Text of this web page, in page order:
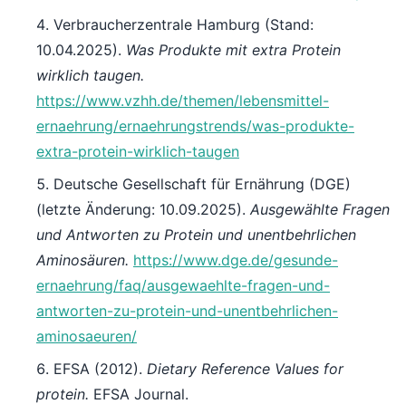
Verbraucherzentrale Hamburg (Stand:
10.04.2025). Was Produkte mit extra Protein
wirklich taugen.
https://www.vzhh.de/themen/lebensmittel-
ernaehrung/ernaehrungstrends/was-produkte-
extra-protein-wirklich-taugen
Deutsche Gesellschaft für Ernährung (DGE)
(letzte Änderung: 10.09.2025). Ausgewählte Fragen
und Antworten zu Protein und unentbehrlichen
Aminosäuren. https://www.dge.de/gesunde-
ernaehrung/faq/ausgewaehlte-fragen-und-
antworten-zu-protein-und-unentbehrlichen-
aminosaeuren/
EFSA (2012). Dietary Reference Values for
protein. EFSA Journal.